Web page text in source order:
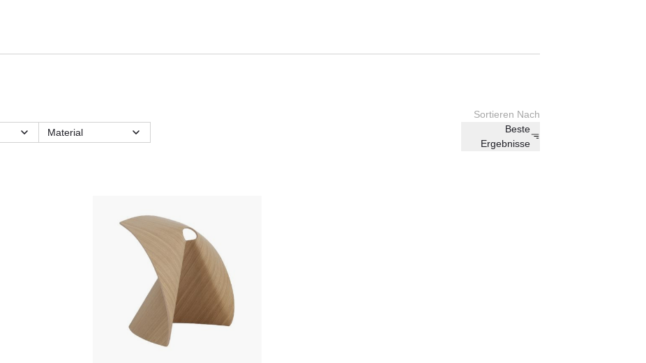
Material
Sortieren Nach
Beste
Ergebnisse